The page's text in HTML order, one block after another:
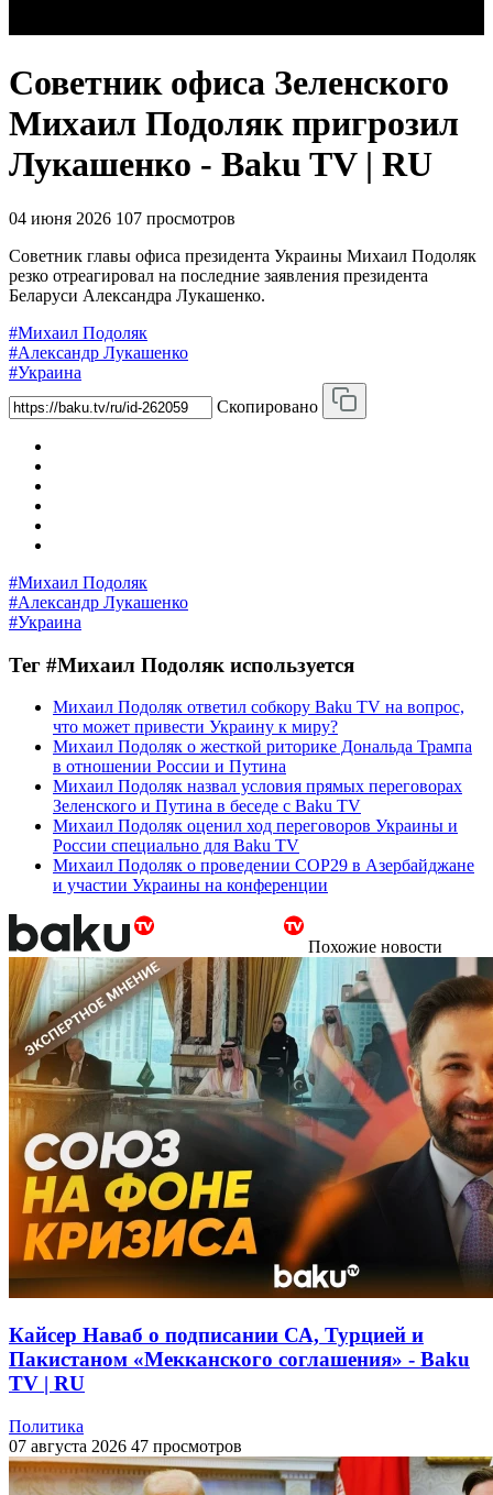
Советник офиса Зеленского
Михаил Подоляк пригрозил
Лукашенко - Baku TV | RU
04 июня 2026 107 просмотров
Советник главы офиса президента Украины Михаил Подоляк
резко отреагировал на последние заявления президента
Беларуси Александра Лукашенко.
#Михаил Подоляк
#Александр Лукашенко
#Украина
Скопировано
#Михаил Подоляк
#Александр Лукашенко
#Украина
Тег #Михаил Подоляк используется
Михаил Подоляк ответил собкору Baku TV на вопрос,
что может привести Украину к миру?
Михаил Подоляк о жесткой риторике Дональда Трампа
в отношении России и Путина
Михаил Подоляк назвал условия прямых переговорах
Зеленского и Путина в беседе с Baku TV
Михаил Подоляк оценил ход переговоров Украины и
России специально для Baku TV
Михаил Подоляк о проведении COP29 в Азербайджане
и участии Украины на конференции
Похожие новости
Кайсер Наваб о подписании СА, Турцией и
Пакистаном «Мекканского соглашения» - Baku
TV | RU
Политика
07 августа 2026 47 просмотров